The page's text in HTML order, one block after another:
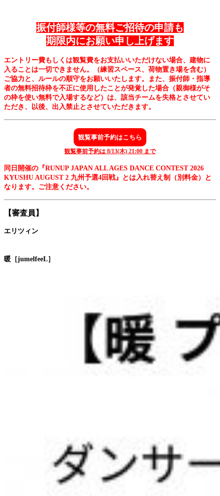
振付師様等の無料ご招待の申請も
期限内にお願い申し上げます
エントリー費もしくは観覧費をお支払いいただけない場合、建物に
入ることは一切できません。（練習スペース、荷物置き場を含む）
ご協力と、ルールの順守をお願いいたします。また、 振付師・指導
者の無料招待枠を不正に使用したことが発覚した場合（親御様がそ
の枠を使い無料で入場するなど）は、該当チームを失格とさせてい
ただき、以後、出入禁止とさせていただきます。
観覧事前予約はこちら
観覧事前予約は 8/13(木) 21:00 まで
同日開催の『RUNUP JAPAN ALL AGES DANCE CONTEST 2026
KYUSHU AUGUST 2 九州予選4回戦』とは入れ替え制（別料金）と
なります。ご注意ください。
【審査員】
エリツィン
暖［jumelfeeL］